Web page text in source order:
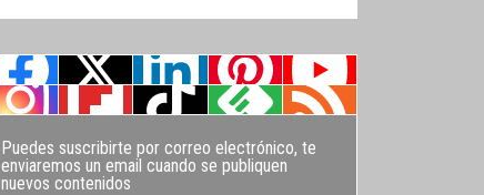
Puedes suscribirte por correo electrónico, te
enviaremos un email cuando se publiquen
nuevos contenidos